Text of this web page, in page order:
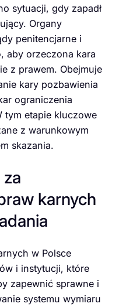
sytuacji, gdy zapadł
Organy
penitencjarne i
aby orzeczona kara
z prawem. Obejmuje
kary pozbawienia
ograniczenia
tym etapie kluczowe
z warunkowym
skazania.
karnych
w Polsce
i instytucji, które
zapewnić sprawne i
systemu wymiaru